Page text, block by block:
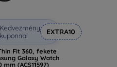
Kedvezmény
kuponnal
EXTRA10
Fit 360, fekete
Galaxy Watch
mm (ACS11597)